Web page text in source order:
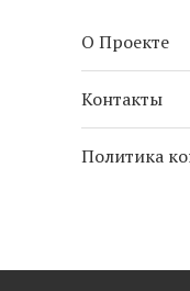
О Проекте
Контакты
Политика